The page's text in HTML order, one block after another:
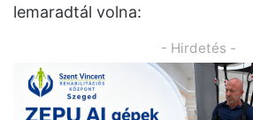
lemaradtál volna:
- Hirdetés -